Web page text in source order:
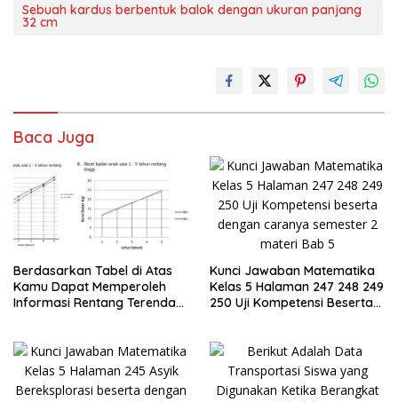
Sebuah kardus berbentuk balok dengan ukuran panjang
32 cm
Baca Juga
Berdasarkan Tabel di Atas
Kamu Dapat Memperoleh
Informasi Rentang Terendah
Kunci Jawaban Matematika
Kelas 5 Halaman 247 248 249
250 Uji Kompetensi Beserta